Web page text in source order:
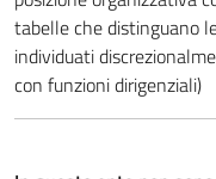
tabelle che distinguano
individuati
con funzioni dirigenziali)